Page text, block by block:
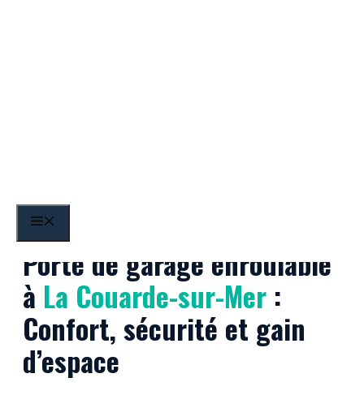
Porte de garage enroulable
à La Couarde-sur-Mer :
Confort, sécurité et gain
d’espace